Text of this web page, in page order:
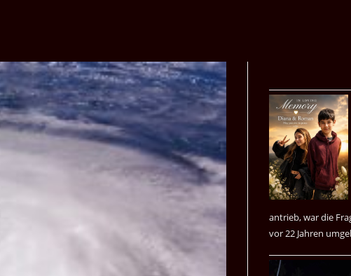
antrieb, war die
vor 22 Jahren